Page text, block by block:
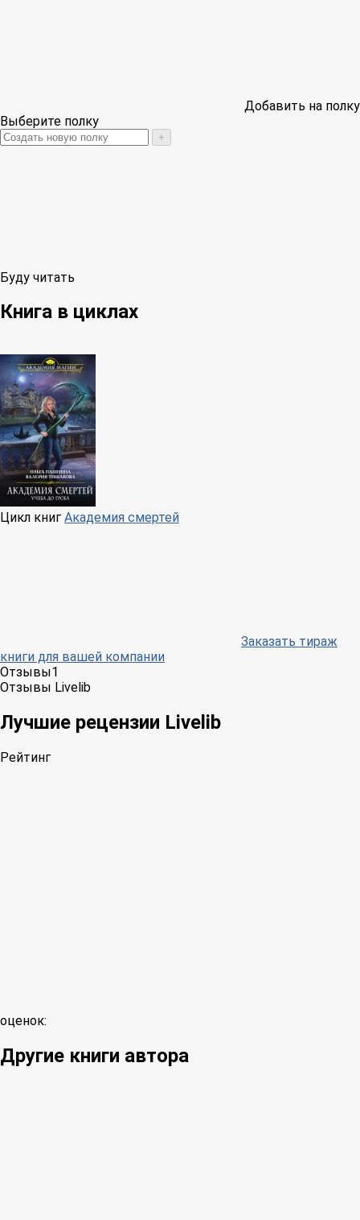
Добавить на полку
Выберите полку
+
Буду читать
Книга в циклах
Цикл книг Академия смертей
Заказать тираж
книги для вашей компании
Отзывы1
Отзывы Livelib
Лучшие рецензии Livelib
Рейтинг
оценок:
Другие книги автора